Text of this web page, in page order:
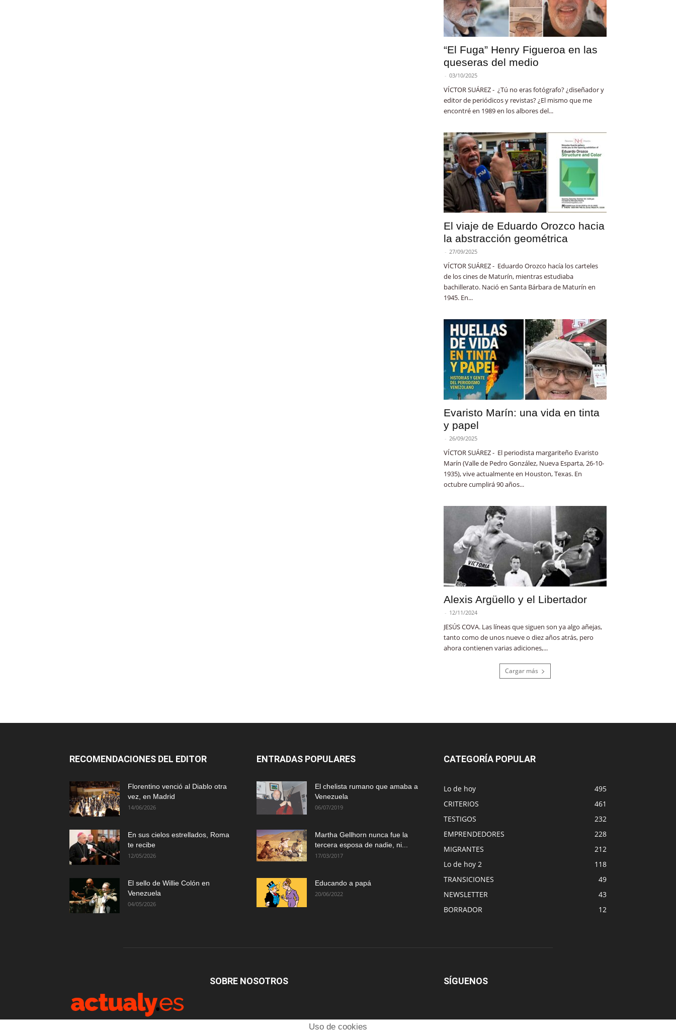
“El Fuga” Henry Figueroa en las
queseras del medio
- 03/10/2025
VÍCTOR SUÁREZ - ¿Tú no eras fotógrafo? ¿diseñador y
editor de periódicos y revistas? ¿El mismo que me
encontré en 1989 en los albores del...
El viaje de Eduardo Orozco hacia
la abstracción geométrica
- 27/09/2025
VÍCTOR SUÁREZ - Eduardo Orozco hacía los carteles
de los cines de Maturín, mientras estudiaba
bachillerato. Nació en Santa Bárbara de Maturín en
1945. En...
Evaristo Marín: una vida en tinta
y papel
- 26/09/2025
VÍCTOR SUÁREZ - El periodista margariteño Evaristo
Marín (Valle de Pedro González, Nueva Esparta, 26-10-
1935), vive actualmente en Houston, Texas. En
octubre cumplirá 90 años...
Alexis Argüello y el Libertador
- 12/11/2024
JESÚS COVA. Las líneas que siguen son ya algo añejas,
tanto como de unos nueve o diez años atrás, pero
ahora contienen varias adiciones,...
Cargar más
RECOMENDACIONES DEL EDITOR
Florentino venció al Diablo otra
vez, en Madrid
14/06/2026
En sus cielos estrellados, Roma
te recibe
12/05/2026
El sello de Willie Colón en
Venezuela
04/05/2026
ENTRADAS POPULARES
El chelista rumano que amaba a
Venezuela
06/07/2019
Martha Gellhorn nunca fue la
tercera esposa de nadie, ni...
17/03/2017
Educando a papá
20/06/2022
CATEGORÍA POPULAR
Lo de hoy
495
CRITERIOS
461
TESTIGOS
232
EMPRENDEDORES
228
MIGRANTES
212
Lo de hoy 2
118
TRANSICIONES
49
NEWSLETTER
43
BORRADOR
12
SOBRE NOSOTROS SÍGUENOS
Uso de cookies